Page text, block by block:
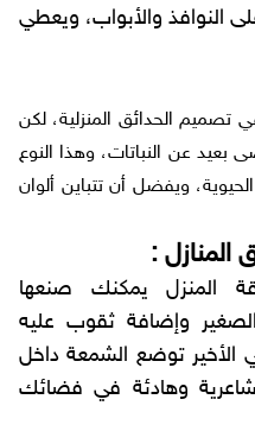
النوافذ والأبواب، ويعطي
تصميم الحدائق المنزلية، لكن
عن النباتات، وهذا النوع
ويفضل أن تتباين ألوان
المنازل :
المنزل يمكنك صنعها
وإضافة ثقوب عليه
الأخير توضع الشمعة داخل
شاعرية وهادئة في فضائك